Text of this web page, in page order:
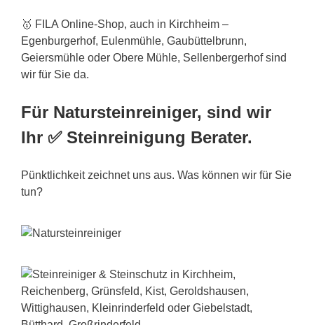
🥇 FILA Online-Shop, auch in Kirchheim –
Egenburgerhof, Eulenmühle, Gaubüttelbrunn,
Geiersmühle oder Obere Mühle, Sellenbergerhof sind
wir für Sie da.
Für Natursteinreiniger, sind wir
Ihr ✅ Steinreinigung Berater.
Pünktlichkeit zeichnet uns aus. Was können wir für Sie
tun?